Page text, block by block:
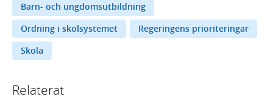
Barn- och ungdomsutbildning
Ordning i skolsystemet
Regeringens prioriteringar
Skola
Relaterat